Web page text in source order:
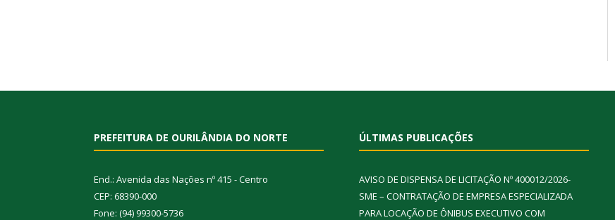
PREFEITURA DE OURILÂNDIA DO NORTE
End.: Avenida das Nações nº 415 - Centro
CEP: 68390-000
Fone: (94) 99300-5736
ÚLTIMAS PUBLICAÇÕES
AVISO DE DISPENSA DE LICITAÇÃO Nº 400012/2026-
SME – CONTRATAÇÃO DE EMPRESA ESPECIALIZADA
PARA LOCAÇÃO DE ÔNIBUS EXECUTIVO COM